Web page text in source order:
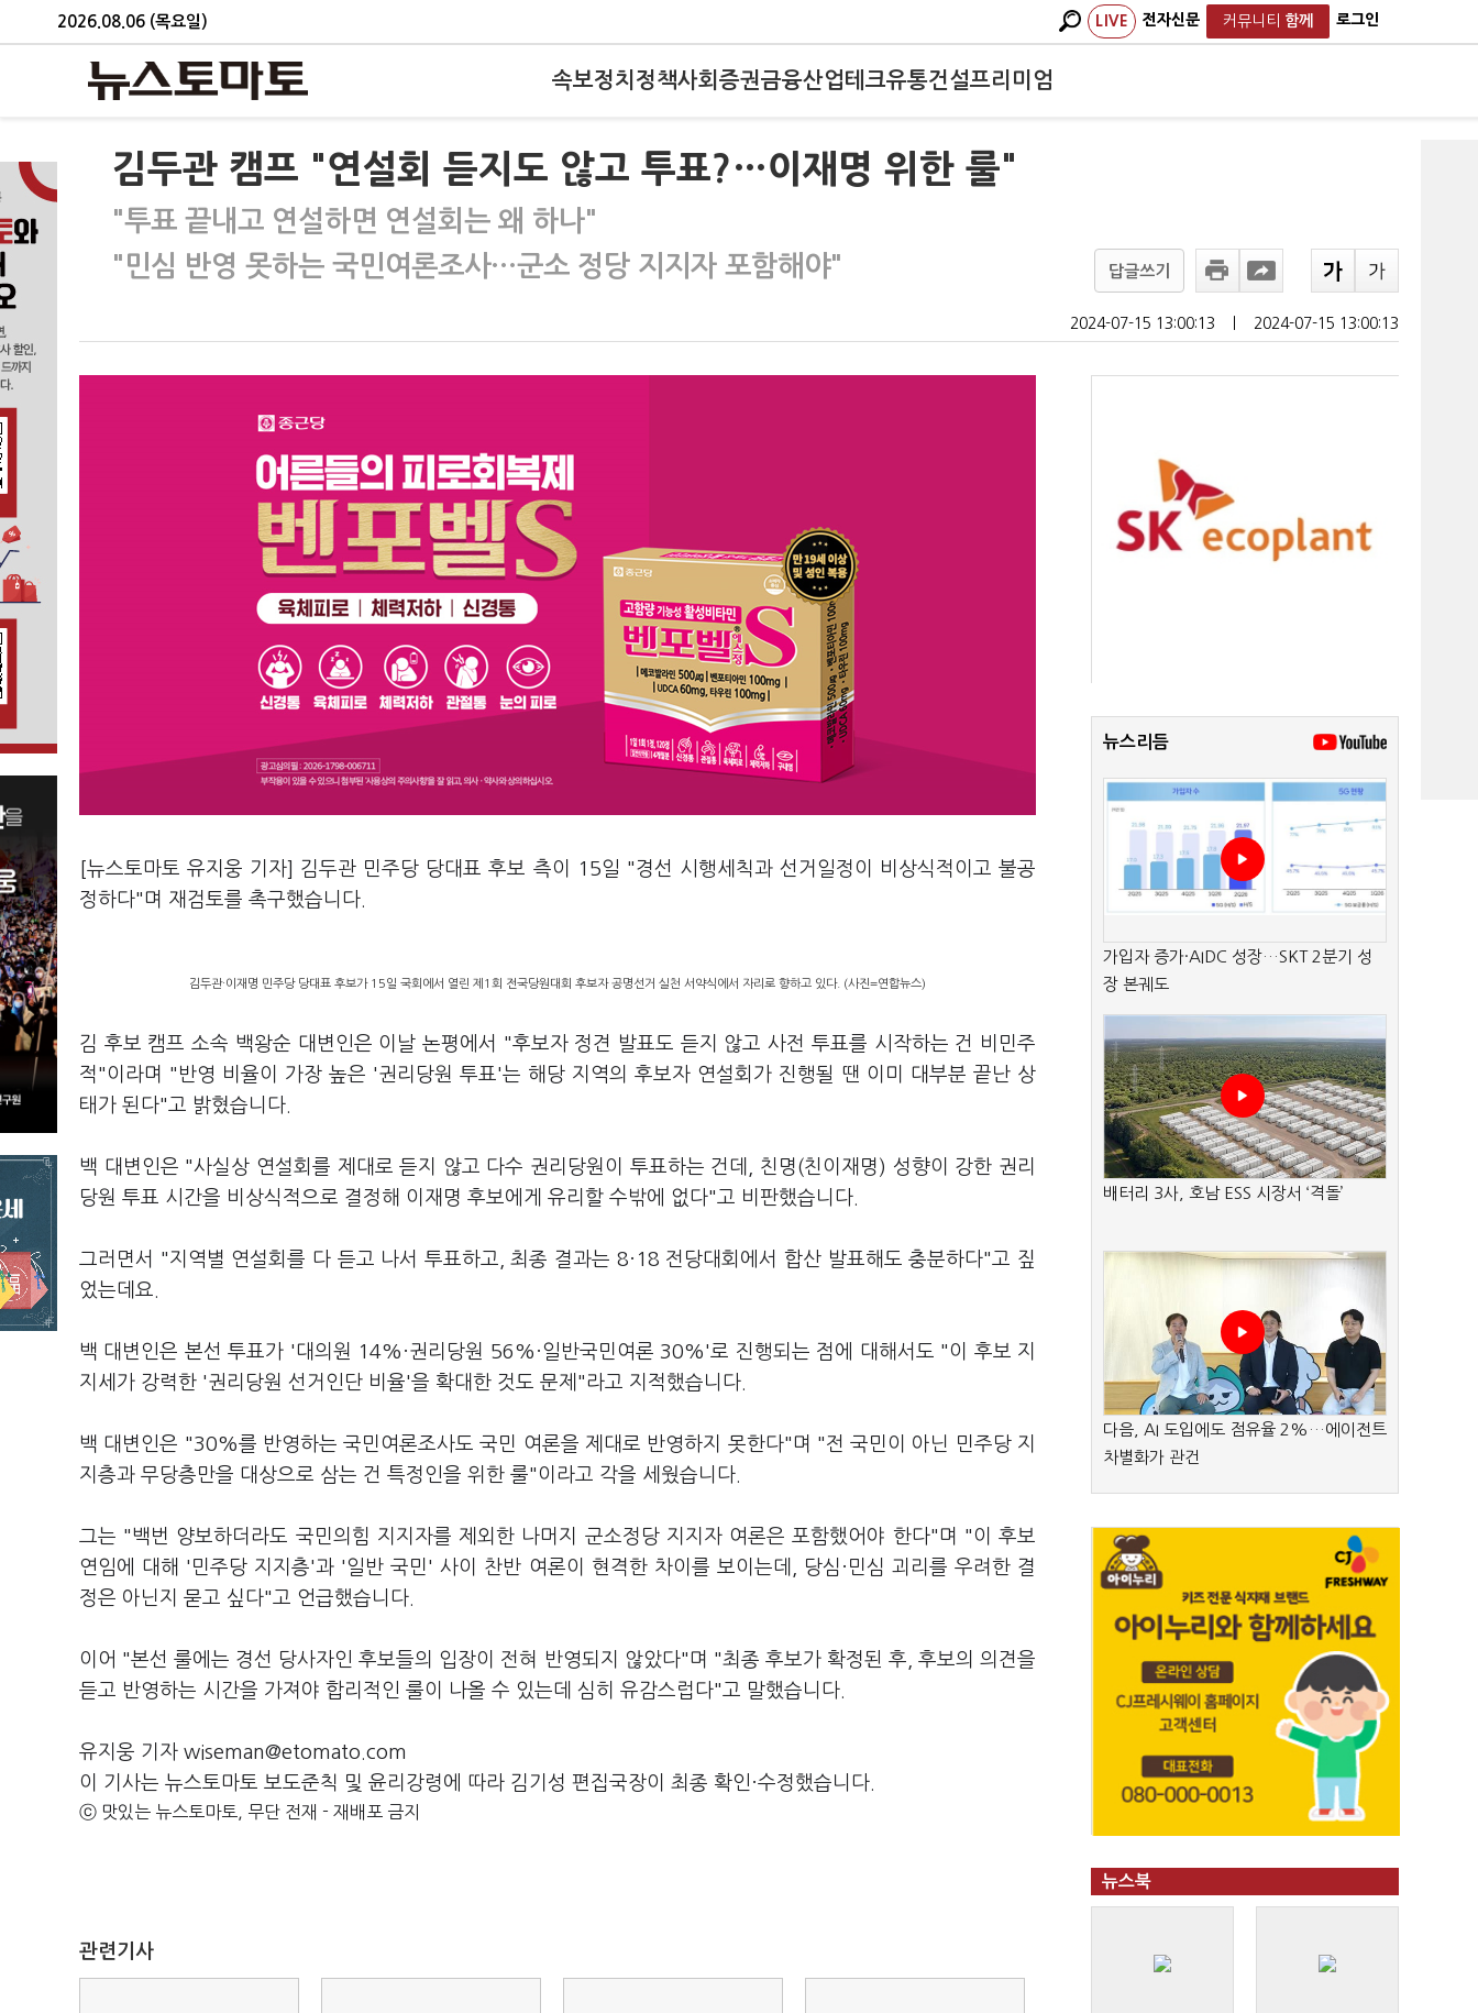
2026.08.06 (목요일) LIVE 전자신문 커뮤니티 함께 로그인
속보정치 정책사회 증권금융산업테크유통건설프리미엄
김두관 캠프 "연설회 듣지도 않고 투표?…이재명 위한 룰"
"투표 끝내고 연설하면 연설회는 왜 하나"
"민심 반영 못하는 국민여론조사…군소 정당 지지자 포함해야"
답글쓰기
2024-07-15 13:00:13 2024-07-15 13:00:13
[뉴스토마토 유지웅 기자] 김두관 민주당 당대표 후보 측이 15일 "경선 시행세칙과 선거일정이 비상식적이고 불공
정하다"며 재검토를 촉구했습니다.
김두관·이재명 민주당 당대표 후보가 15일 국회에서 열린 제1회 전국당원대회 후보자 공명선거 실천 서약식에서 자리로 향하고 있다. (사진=연합뉴스)
김 후보 캠프 소속 백왕순 대변인은 이날 논평에서 "후보자 정견 발표도 듣지 않고 사전 투표를 시작하는 건 비민주
적"이라며 "반영 비율이 가장 높은 '권리당원 투표'는 해당 지역의 후보자 연설회가 진행될 땐 이미 대부분 끝난 상
태가 된다"고 밝혔습니다.
백 대변인은 "사실상 연설회를 제대로 듣지 않고 다수 권리당원이 투표하는 건데, 친명(친이재명) 성향이 강한 권리
당원 투표 시간을 비상식적으로 결정해 이재명 후보에게 유리할 수밖에 없다"고 비판했습니다.
그러면서 "지역별 연설회를 다 듣고 나서 투표하고, 최종 결과는 8·18 전당대회에서 합산 발표해도 충분하다"고 짚
었는데요.
백 대변인은 본선 투표가 '대의원 14%·권리당원 56%·일반국민여론 30%'로 진행되는 점에 대해서도 "이 후보 지
지세가 강력한 '권리당원 선거인단 비율'을 확대한 것도 문제"라고 지적했습니다.
백 대변인은 "30%를 반영하는 국민여론조사도 국민 여론을 제대로 반영하지 못한다"며 "전 국민이 아닌 민주당 지
지층과 무당층만을 대상으로 삼는 건 특정인을 위한 룰"이라고 각을 세웠습니다.
그는 "백번 양보하더라도 국민의힘 지지자를 제외한 나머지 군소정당 지지자 여론은 포함했어야 한다"며 "이 후보
연임에 대해 '민주당 지지층'과 '일반 국민' 사이 찬반 여론이 현격한 차이를 보이는데, 당심·민심 괴리를 우려한 결
정은 아닌지 묻고 싶다"고 언급했습니다.
이어 "본선 룰에는 경선 당사자인 후보들의 입장이 전혀 반영되지 않았다"며 "최종 후보가 확정된 후, 후보의 의견을
듣고 반영하는 시간을 가져야 합리적인 룰이 나올 수 있는데 심히 유감스럽다"고 말했습니다.
유지웅 기자 wiseman@etomato.com
이 기사는 뉴스토마토 보도준칙 및 윤리강령에 따라 김기성 편집국장이 최종 확인·수정했습니다.
ⓒ 맛있는 뉴스토마토, 무단 전재 - 재배포 금지
관련기사
뉴스리듬
가입자 증가·AIDC 성장…SKT 2분기 성
장 본궤도
배터리 3사, 호남 ESS 시장서 ‘격돌’
다음, AI 도입에도 점유율 2%…에이전트
차별화가 관건
뉴스북